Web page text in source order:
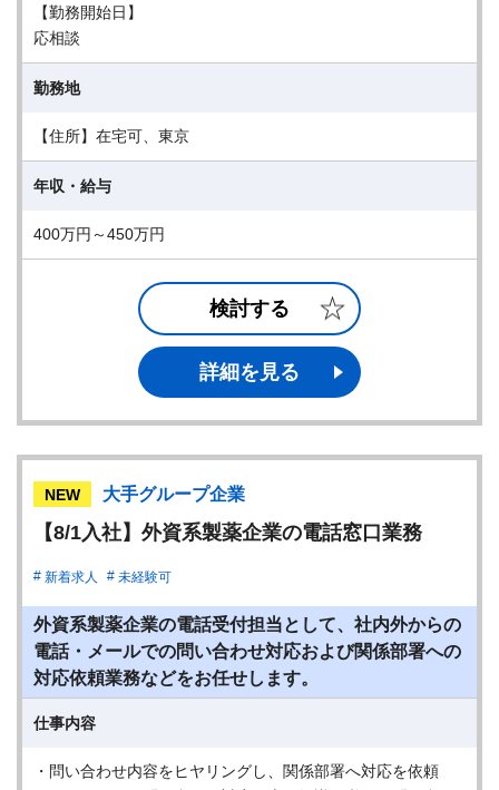
【勤務開始日】
応相談
勤務地
【住所】在宅可、東京
年収・給与
400万円～450万円
検討する
詳細を見る
NEW 大手グループ企業
【8/1入社】外資系製薬企業の電話窓口業務
新着求人 未経験可
外資系製薬企業の電話受付担当として、社内外からの
電話・メールでの問い合わせ対応および関係部署への
対応依頼業務などをお任せします。
仕事内容
・問い合わせ内容をヒヤリングし、関係部署へ対応を依頼